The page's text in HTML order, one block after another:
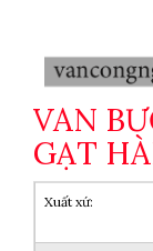
VAN
GẠT
Xuất xứ: